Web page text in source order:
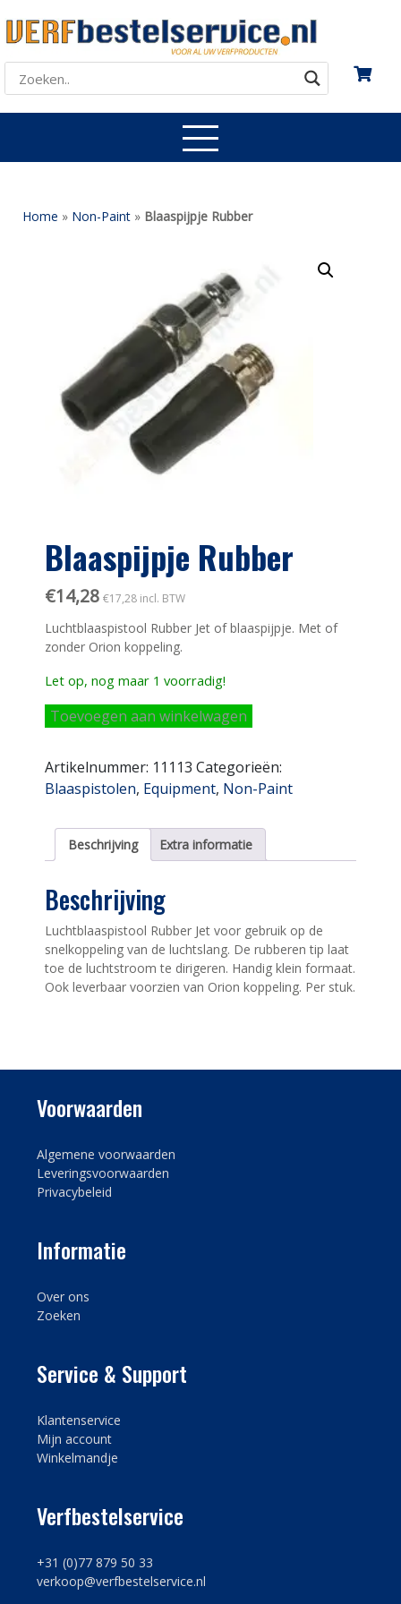
Home » Non-Paint » Blaaspijpje Rubber
Blaaspijpje Rubber
€14,28 €17,28 incl. BTW
Luchtblaaspistool Rubber Jet of blaaspijpje. Met of
zonder Orion koppeling.
Let op, nog maar 1 voorradig!
Blaaspijpje
aantal
Toevoegen aan winkelwagen
Artikelnummer: 11113 Categorieën:
Blaaspistolen, Equipment, Non-Paint
Beschrijving Extra informatie
Beschrijving
Luchtblaaspistool Rubber Jet voor gebruik op de
snelkoppeling van de luchtslang. De rubberen tip laat
toe de luchtstroom te dirigeren. Handig klein formaat.
Ook leverbaar voorzien van Orion koppeling. Per stuk.
Voorwaarden
Algemene voorwaarden
Leveringsvoorwaarden
Privacybeleid
Informatie
Over ons
Zoeken
Service & Support
Klantenservice
Mijn account
Winkelmandje
Verfbestelservice
+31 (0)77 879 50 33
verkoop@verfbestelservice.nl